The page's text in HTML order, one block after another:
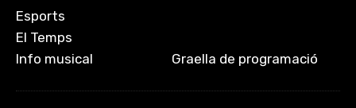
Esports
El Temps
Info musical
Graella de programació